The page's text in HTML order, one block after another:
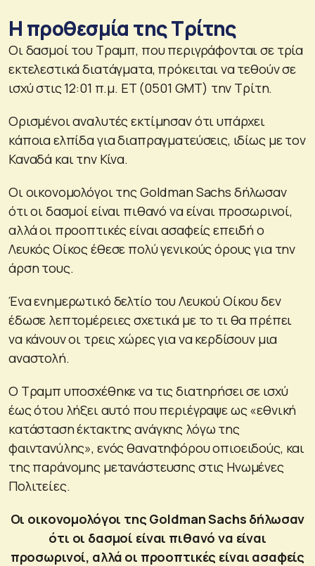
Η προθεσμία της Τρίτης
Οι δασμοί του Τραμπ, που περιγράφονται σε τρία
εκτελεστικά διατάγματα, πρόκειται να τεθούν σε
ισχύ στις 12:01 π.μ. ET (0501 GMT) την Τρίτη.
Ορισμένοι αναλυτές εκτίμησαν ότι υπάρχει
κάποια ελπίδα για διαπραγματεύσεις, ιδίως με τον
Καναδά και την Κίνα.
Οι οικονομολόγοι της Goldman Sachs δήλωσαν
ότι οι δασμοί είναι πιθανό να είναι προσωρινοί,
αλλά οι προοπτικές είναι ασαφείς επειδή ο
Λευκός Οίκος έθεσε πολύ γενικούς όρους για την
άρση τους.
Ένα ενημερωτικό δελτίο του Λευκού Οίκου δεν
έδωσε λεπτομέρειες σχετικά με το τι θα πρέπει
να κάνουν οι τρεις χώρες για να κερδίσουν μια
αναστολή.
Ο Τραμπ υποσχέθηκε να τις διατηρήσει σε ισχύ
έως ότου λήξει αυτό που περιέγραψε ως «εθνική
κατάσταση έκτακτης ανάγκης λόγω της
φαιντανύλης», ενός θανατηφόρου οπιοειδούς, και
της παράνομης μετανάστευσης στις Ηνωμένες
Πολιτείες.
Οι οικονομολόγοι της Goldman Sachs δήλωσαν
ότι οι δασμοί είναι πιθανό να είναι
προσωρινοί, αλλά οι προοπτικές είναι ασαφείς